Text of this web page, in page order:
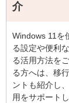
介
Windows 11を
る設定や便利
る活用方法を
る方へは、移
ントも紹介し
用をサポートし